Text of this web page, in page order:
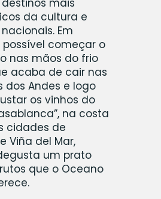
mais
da cultura e
Em
possível começar o
nas mãos do frio
acaba de cair nas
dos Andes e logo
os vinhos do
na costa
cidades de
Viña del Mar,
um prato
que o Oceano